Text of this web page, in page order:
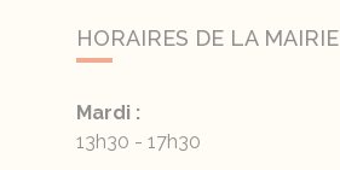
HORAIRES DE LA MAIRIE
Mardi :
13h30 - 17h30